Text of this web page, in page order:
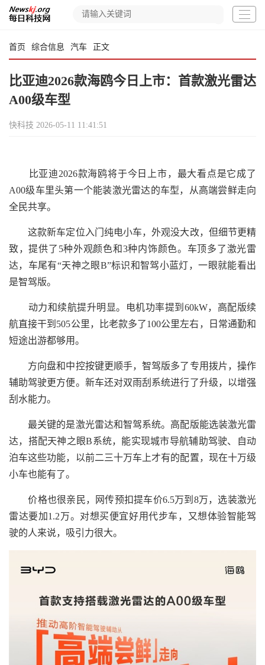
首页 综合信息 汽车 正文
比亚迪2026款海鸥今日上市：首款激光雷达
A00级车型
快科技 2026-05-11 11:41:51
比亚迪2026款海鸥将于今日上市，最大看点是它成了
A00级车里头第一个能装激光雷达的车型，从高端尝鲜走向
全民共享。
这款新车定位入门纯电小车，外观没大改，但细节更精
致，提供了5种外观颜色和3种内饰颜色。车顶多了激光雷
达，车尾有“天神之眼B”标识和智驾小蓝灯，一眼就能看出
是智驾版。
动力和续航提升明显。电机功率提到60kW，高配版续
航直接干到505公里，比老款多了100公里左右，日常通勤和
短途出游都够用。
方向盘和中控按键更顺手，智驾版多了专用拨片，操作
辅助驾驶更方便。新车还对双雨刮系统进行了升级，以增强
刮水能力。
最关键的是激光雷达和智驾系统。高配版能选装激光雷
达，搭配天神之眼B系统，能实现城市导航辅助驾驶、自动
泊车这些功能，以前二三十万车上才有的配置，现在十万级
小车也能有了。
价格也很亲民，网传预扣提车价6.5万到8万，选装激光
雷达要加1.2万。对想买便宜好用代步车，又想体验智能驾
驶的人来说，吸引力很大。